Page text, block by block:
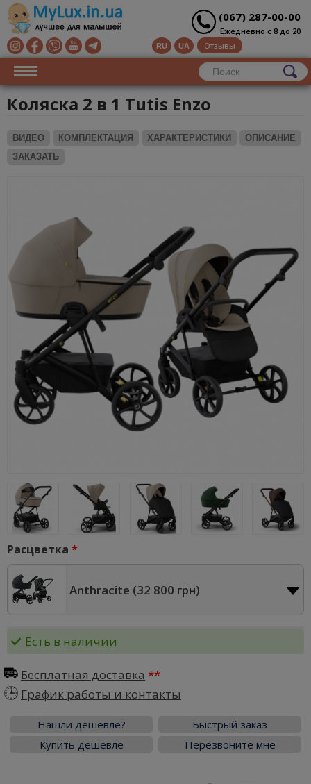
(067) 287-00-00
Ежедневно с 8 до 20
RU UA Отзывы
Коляска 2 в 1 Tutis Enzo
ВИДЕО КОМПЛЕКТАЦИЯ ХАРАКТЕРИСТИКИ
ОПИСАНИЕ
ЗАКАЗАТЬ
Расцветка
Anthracite (32 800 грн)
Есть в наличии
Бесплатная доставка
График работы и контакты
Нашли дешевле?
Быстрый заказ
Купить дешевле
Перезвоните мне